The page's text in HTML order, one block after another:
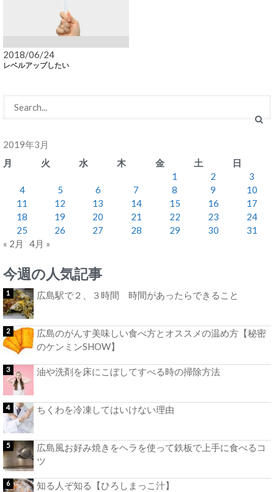
2018/06/24
レベルアップしたい
2019年3月
月
火 水 木 金 土
日
1
2
3
4
5 6 7 8 9
10
11
12 13 14 15 16
17
18
19 20 21 22 23
24
25
26 27 28 29 30
31
« 2月
4月 »
今週の人気記事
広島駅で２、３時間 時間があったらできること
広島のがんす美味しい食べ方とオススメの温め方【秘密
のケンミンSHOW】
油や洗剤を床にこぼしてすべる時の掃除方法
ちくわを冷凍してはいけない理由
広島風お好み焼きをヘラを使って鉄板で上手に食べるコ
ツ
知る人ぞ知る【ひろしまっこ汁】